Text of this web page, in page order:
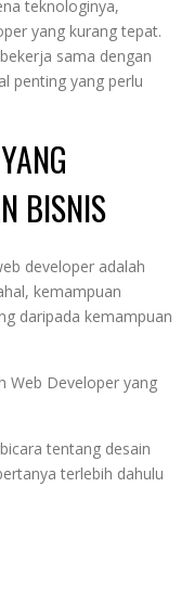
teknologinya,
yang kurang tepat.
sama dengan
penting yang perlu
BISNIS
developer adalah
kemampuan
daripada kemampuan
Web Developer yang
tentang desain
terlebih dahulu